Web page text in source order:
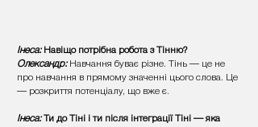
Інеса:Навіщо потрібна робота з Тінню?
Олександр: Навчання буває різне. Тінь — це не
про навчання в прямому значенні цього слова. Це
— розкриття потенціалу, що вже є.
Інеса:Ти до Тіні і ти після інтеграції Тіні — яка